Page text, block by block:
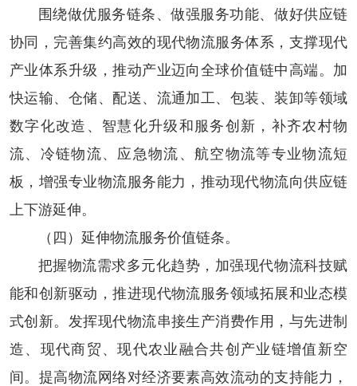
围绕做优服务链条、做强服务功能、做好供应链
协同，完善集约高效的现代物流服务体系，支撑现代
产业体系升级，推动产业迈向全球价值链中高端。加
快运输、仓储、配送、流通加工、包装、装卸等领域
数字化改造、智慧化升级和服务创新，补齐农村物
流、冷链物流、应急物流、航空物流等专业物流短
板，增强专业物流服务能力，推动现代物流向供应链
上下游延伸。
（四）延伸物流服务价值链条。
把握物流需求多元化趋势，加强现代物流科技赋
能和创新驱动，推进现代物流服务领域拓展和业态模
式创新。发挥现代物流串接生产消费作用，与先进制
造、现代商贸、现代农业融合共创产业链增值新空
间。提高物流网络对经济要素高效流动的支持能力，